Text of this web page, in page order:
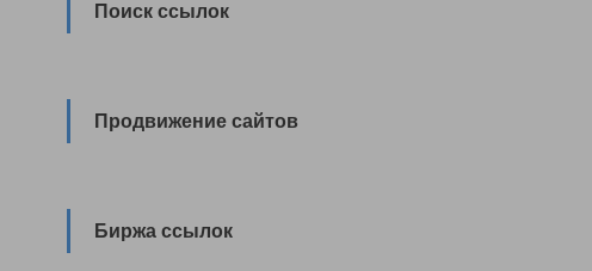
Поиск ссылок
Продвижение сайтов
Биржа ссылок